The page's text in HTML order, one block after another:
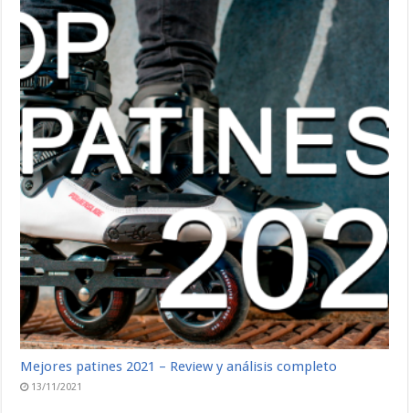
Mejores patines 2021 – Review y análisis completo
13/11/2021